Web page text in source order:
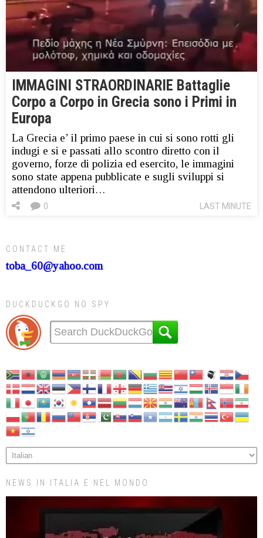
IMMAGINI STRAORDINARIE Battaglie
Corpo a Corpo in Grecia sono i Primi in
Europa
La Grecia e’ il primo paese in cui si sono rotti gli
indugi e si e passati allo scontro diretto con il
governo, forze di polizia ed esercito, le immagini
sono state appena pubblicate e sugli sviluppi si
attendono ulteriori…
LAST MINUTE
0
CONTACT ME
toba_60@yahoo.com
DUCKDUCKGO NO SPY
NEWS IN ITALIA E NEL MONDO